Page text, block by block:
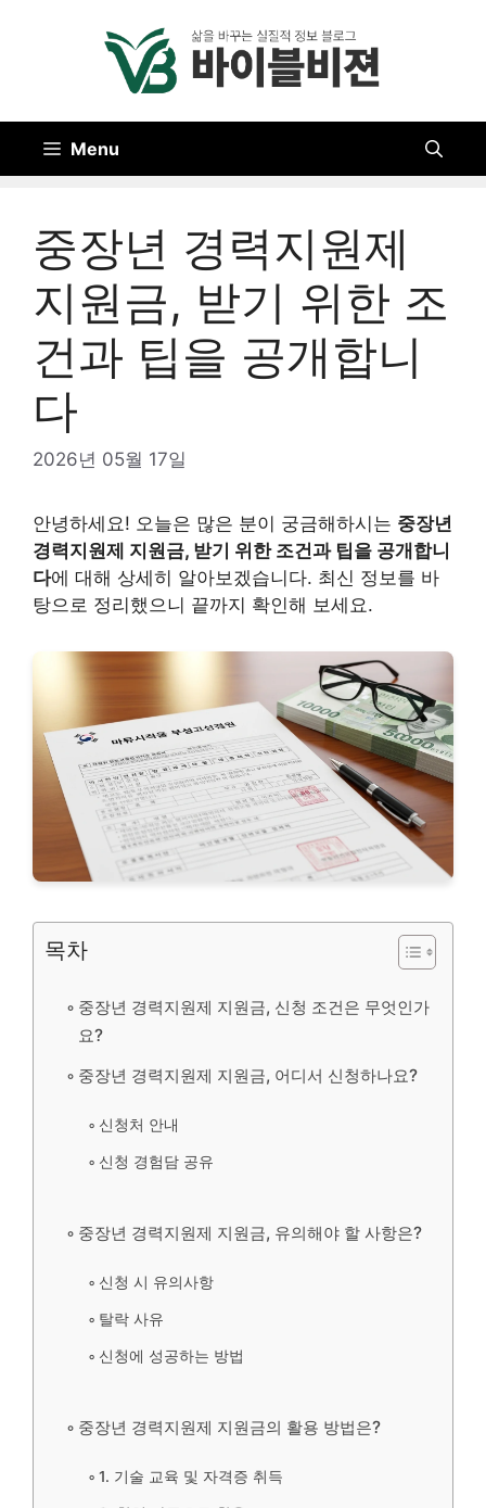
Menu
중장년 경력지원제
지원금, 받기 위한 조
건과 팁을 공개합니
다
2026년 05월 17일
안녕하세요! 오늘은 많은 분이 궁금해하시는 중장년
경력지원제 지원금, 받기 위한 조건과 팁을 공개합니
다에 대해 상세히 알아보겠습니다. 최신 정보를 바
탕으로 정리했으니 끝까지 확인해 보세요.
목차
중장년 경력지원제 지원금, 신청 조건은 무엇인가
요?
중장년 경력지원제 지원금, 어디서 신청하나요?
신청처 안내
신청 경험담 공유
중장년 경력지원제 지원금, 유의해야 할 사항은?
신청 시 유의사항
탈락 사유
신청에 성공하는 방법
중장년 경력지원제 지원금의 활용 방법은?
1. 기술 교육 및 자격증 취득